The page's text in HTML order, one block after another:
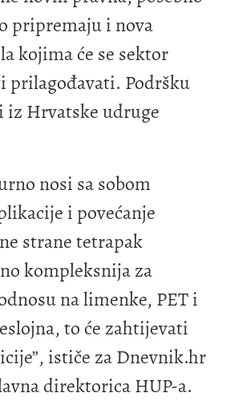
pripremaju i nova
kojima će se sektor
prilagođavati. Podršku
iz Hrvatske udruge
nosi sa sobom
i povećanje
strane tetrapak
kompleksnija za
na limenke, PET i
to će zahtijevati
ističe za Dnevnik.hr
direktorica HUP-a.